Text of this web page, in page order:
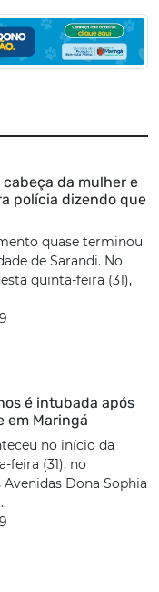
da mulher e
polícia dizendo que
quase terminou
de Sarandi. No
quinta-feira (31),
é intubada após
em Maringá
no início da
feira (31), no
Dona Sophia